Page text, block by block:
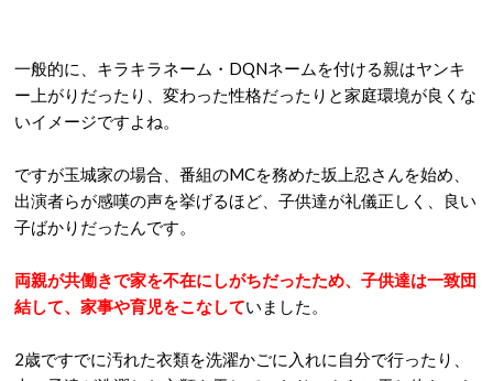
一般的に、キラキラネーム・DQNネームを付ける親はヤンキ
ー上がりだったり、変わった性格だったりと家庭環境が良くな
いイメージですよね。
ですが玉城家の場合、番組のMCを務めた坂上忍さんを始め、
出演者らが感嘆の声を挙げるほど、子供達が礼儀正しく、良い
子ばかりだったんです。
両親が共働きで家を不在にしがちだったため、子供達は一致団
結して、家事や育児をこなしていました。
2歳ですでに汚れた衣類を洗濯かごに入れに自分で行ったり、